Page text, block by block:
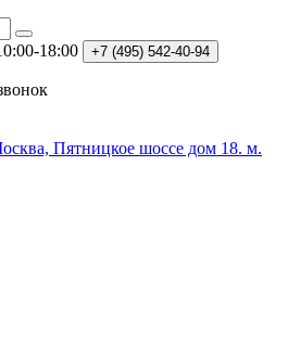
18:00 +7 (495) 542-40-94
Пятницкое шоссе дом 18. м.